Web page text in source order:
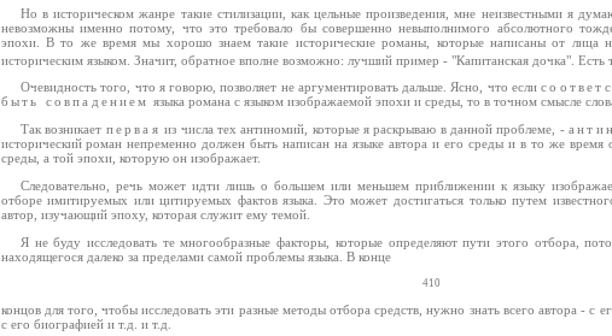
Но в историческом жанре такие стилизации, как цельные произведения, мне неизвестными я
невозможны именно потому, что это требовало бы совершенно невыполнимого абсолютного
эпохи. В то же время мы хорошо знаем такие исторические романы, которые написаны от лица
историческим языком. Значит, обратное вполне возможно: лучший пример - "Капитанская дочка". Есть
Очевидность того, что я говорю, позволяет не аргументировать дальше. Ясно, что если
быть совпадением языка романа с языком изображаемой эпохи и среды, то в точном смысле
Так возникает первая из числа тех антиномий, которые я раскрываю в данной проблеме, -
исторический роман непременно должен быть написан на языке автора и его среды и в то же время
среды, а той эпохи, которую он изображает.
Следовательно, речь может идти лишь о большем или меньшем приближении к языку
отборе имитируемых или цитируемых фактов языка. Это может достигаться только путем
автор, изучающий эпоху, которая служит ему темой.
Я не буду исследовать те многообразные факторы, которые определяют пути этого отбора,
находящегося далеко за пределами самой проблемы языка. В конце
410
концов для того, чтобы исследовать эти разные методы отбора средств, нужно знать всего автора - с
с его биографией и т.д. и т.д.